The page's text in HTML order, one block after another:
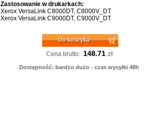
Zastosowanie w drukarkach:
Xerox VersaLink C8000DT, C8000V_DT
Xerox VersaLink C9000DT, C9000V_DT
Do koszyka
Cena brutto: 148.71 zł
Dostępność: bardzo dużo - czas wysyłki 48h